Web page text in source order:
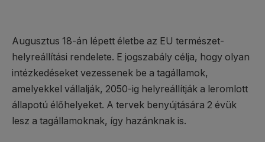
Augusztus 18-án lépett életbe az EU természet-
helyreállítási rendelete. E jogszabály célja, hogy olyan
intézkedéseket vezessenek be a tagállamok,
amelyekkel vállalják, 2050-ig helyreállítják a leromlott
állapotú élőhelyeket. A tervek benyújtására 2 évük
lesz a tagállamoknak, így hazánknak is.